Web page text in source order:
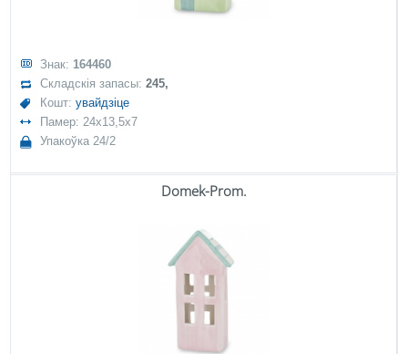
Знак: 164460
Складскія запасы:245,
Кошт:увайдзіце
Памер: 24x13,5x7
Упакоўка 24/2
Domek-Prom.